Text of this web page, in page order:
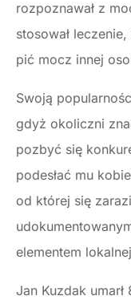
rozpoznawał z
stosował
pić mocz innej
Swoją
gdyż okoliczni
pozbyć się
podesłać mu
od której się
elementem
Jan Kuzdak